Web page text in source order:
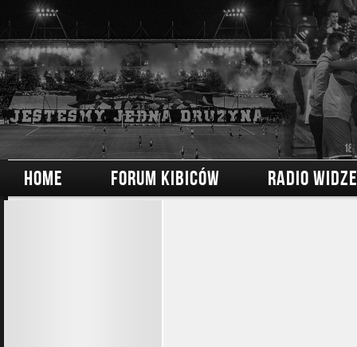
HOME FORUM KIBICÓW RADIO